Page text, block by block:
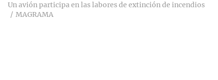
Un avión participa en las labores de extinción de incendios
MAGRAMA